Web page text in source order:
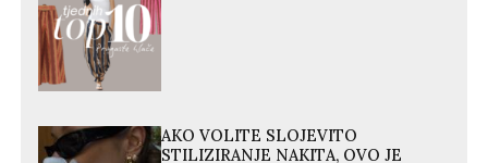
AKO VOLITE SLOJEVITO
STILIZIRANJE NAKITA, OVO JE